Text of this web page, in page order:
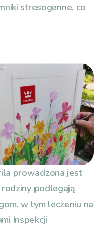
stresogenne, co
prowadzona jest
podlegają
w tym leczeniu na
Inspekcji